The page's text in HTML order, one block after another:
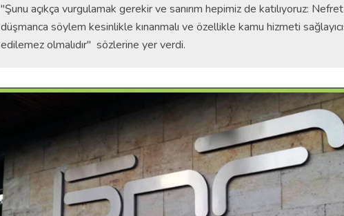
"Şunu açıkça vurgulamak gerekir ve sanırım hepimiz de katılıyoruz:
düşmanca söylem kesinlikle kınanmalı ve özellikle kamu hizmeti
edilemez olmalıdır" sözlerine yer verdi.